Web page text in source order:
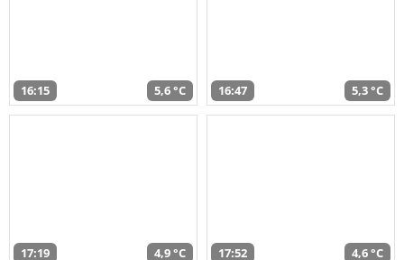
16:15 5,6 °C 16:47 5,3 °C
17:19 4,9 °C 17:52 4,6 °C